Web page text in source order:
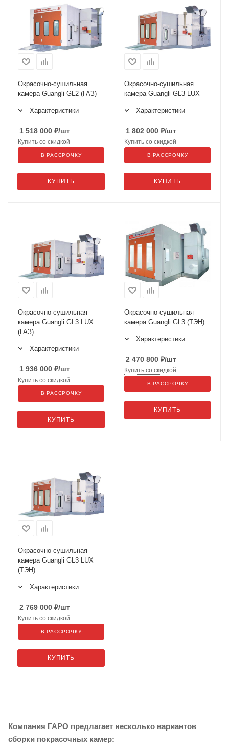
Окрасочно-сушильная
камера Guangli GL2 (ГАЗ)
Характеристики
1 518 000 ₽/шт
КУПИТЬ
Купить со скидкой
В РАССРОЧКУ
Окрасочно-сушильная
камера Guangli GL3 LUX
Характеристики
1 802 000 ₽/шт
КУПИТЬ
Купить со скидкой
В РАССРОЧКУ
Окрасочно-сушильная
камера Guangli GL3 LUX
(ГАЗ)
Характеристики
1 936 000 ₽/шт
КУПИТЬ
Купить со скидкой
В РАССРОЧКУ
Окрасочно-сушильная
камера Guangli GL3 (ТЭН)
Характеристики
2 470 800 ₽/шт
КУПИТЬ
Купить со скидкой
В РАССРОЧКУ
Окрасочно-сушильная
камера Guangli GL3 LUX
(ТЭН)
Характеристики
2 769 000 ₽/шт
КУПИТЬ
Купить со скидкой
В РАССРОЧКУ
Компания ГАРО предлагает несколько вариантов
сборки покрасочных камер: